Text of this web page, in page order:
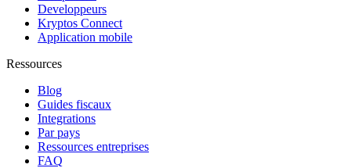
Developpeurs
Kryptos Connect
Application mobile
Ressources
Blog
Guides fiscaux
Integrations
Par pays
Ressources entreprises
FAQ